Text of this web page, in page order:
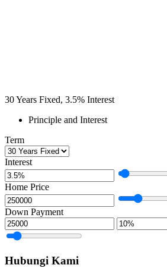
30Years Fixed, 3.5% Interest
Principle and Interest
Term
Interest
Home Price
Down Payment
Hubungi Kami